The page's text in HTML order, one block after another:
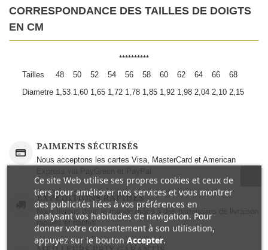
CORRESPONDANCE DES TAILLES DE DOIGTS
EN CM
**********
Tailles
48 50 52 54 56 58 60 62 64 66
68
Diametre 1,53 1,60 1,65 1,72 1,78 1,85 1,92 1,98 2,04 2,10 2,15
PAIMENTS SÉCURISÉS
Nous acceptons les cartes Visa, MasterCard et American
EXPEDITIONS RAPIDES
Nous livrons dans le monde grâce à des partenaires de livraison
rapides et fiables.
Ce site Web utilise ses propres cookies et ceux de
tiers pour améliorer nos services et vous montrer
des publicités liées à vos préférences en
analysant vos habitudes de navigation. Pour
donner votre consentement à son utilisation,
appuyez sur le bouton Accepter.